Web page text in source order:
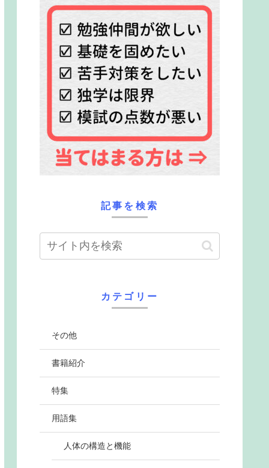
記事を検索
カテゴリー
その他
書籍紹介
特集
用語集
人体の構造と機能